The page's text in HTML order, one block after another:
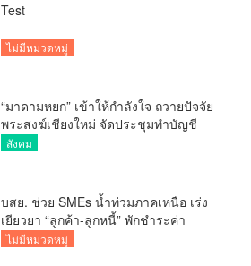
Test
ไม่มีหมวดหมู่
“มาดามหยก” เข้าให้กำลังใจ ถวายปัจจัย
พระสงฆ์เชียงใหม่ จัดประชุมทำบัญชี
รายรับรายจ่ายของวัด กว่า 300 รูป ที่วัด
สังคม
บสย. ช่วย SMEs น้ำท่วมภาคเหนือ เร่ง
เยียวยา “ลูกค้า-ลูกหนี้” พักชำระค่า
ธรรมเนียม-ค่างวด
ไม่มีหมวดหมู่